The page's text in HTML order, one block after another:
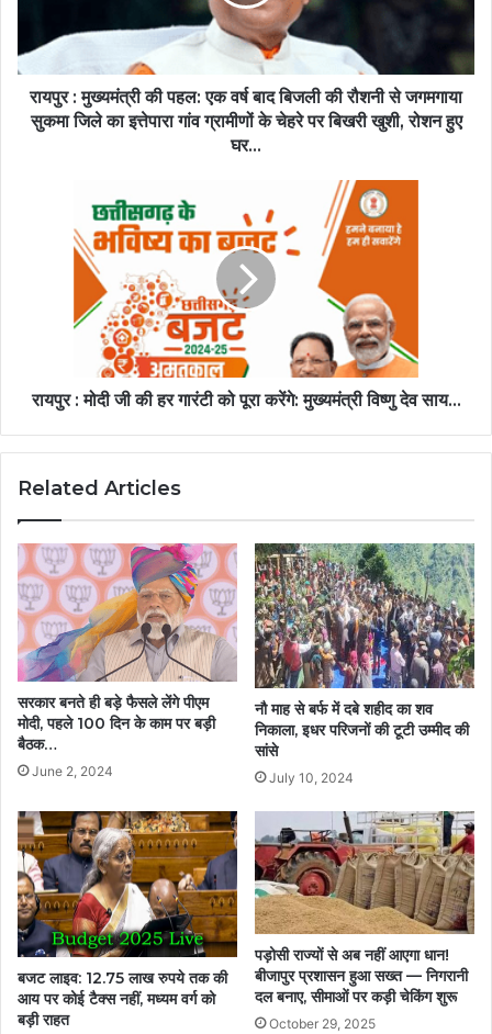
रायपुर : मुख्यमंत्री की पहल: एक वर्ष बाद बिजली की रौशनी से जगमगाया
सुकमा जिले का इत्तेपारा गांव ग्रामीणों के चेहरे पर बिखरी खुशी, रोशन हुए
घर...
रायपुर : मोदी जी की हर गारंटी को पूरा करेंगे: मुख्यमंत्री विष्णु देव साय...
Related Articles
सरकार बनते ही बड़े फैसले लेंगे पीएम
मोदी, पहले 100 दिन के काम पर बड़ी
बैठक…
June 2, 2024
नौ माह से बर्फ में दबे शहीद का शव
निकाला, इधर परिजनों की टूटी उम्मीद की
सांसे
July 10, 2024
बजट लाइव: 12.75 लाख रुपये तक की
आय पर कोई टैक्स नहीं, मध्यम वर्ग को
बड़ी राहत
पड़ोसी राज्यों से अब नहीं आएगा धान!
बीजापुर प्रशासन हुआ सख्त — निगरानी
दल बनाए, सीमाओं पर कड़ी चेकिंग शुरू
October 29, 2025